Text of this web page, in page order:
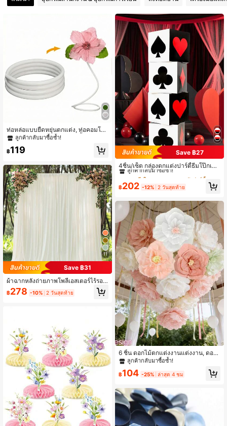
2.2K ผู้ติดตาม
4.91 2.2K ผู้ติดตาม
4.91 2.2K ผู้ติดตาม
2.2K ผู้ติดตาม
ท่อหล่อแบบยืดหยุ่นตกแต่ง, ท่อคอมโพ
สิต PVC-อลูมิเนียม 196.85 นิ้ว, เหมาะ
ขึ้นรูปเป็นรูปทรงต่างๆ ได้, เหมาะสำหรั
ญ่
ลูกค้ากลับมาซื้อซ้ำ!
฿119
11
Save ฿31
ผ้าฉากหลังถ่ายภาพโพลีเอสเตอร์ไร้รอย
ยับ ขนาด 5 ฟุต X 7 ฟุต/8 ฟุต/10 ฟุต เ
หมาะสำหรับงานปาร์ตี้ งานแต่งงาน วัน
฿278 -10% 2 วันสุดท้าย
Save ฿27
4ชิ้น/เซ็ต กล่องตกแต่งปาร์ตี้ธีมโป๊กเกอ
ร์, กล่องปาร์ตี้โป๊กเกอร์, ของตกแต่งฉาก
หลังงานวันเกิด, ของตกแต่งลูกบอล, อุป
กรณ์ประกอบฉากถ่ายภาพ, กล่องของข
กล่องขนม, ของตกแต่งกลางโต๊ะ, เครื่อง
ประดับเดสก์ท็อป, ของชำร่วยงานปาร์ตี้
#7 ขายดี ใน กระดาษ ฉากหลังปาร์ตี้
ลูกค้ากลับมาซื้อซ้ำ!
#7 ขายดี ใน กระดาษ ฉากหลังปาร์ตี้
ลูกค้ากลับมาซื้อซ้ำ!
#7 ขายดี ใน กระดาษ ฉากหลังปาร์ตี้
ลูกค้ากลับมาซื้อซ้ำ!
#7 ขายดี
ใน กระดาษ ฉากหลังปาร์ตี้
ลูกค้ากลับมาซื้อซ้ำ!
฿202 -12% 2 วันสุดท้าย
6 ชิ้น ดอกไม้ตกแต่งงานแต่งงาน, ดอกไ
ม้กระดาษเทียมสีขาว/ชมพูขนาด 7.87
ม้กระดาษตกแต่ง DIY, ตกแต่งงานปาร์
แต่งงาน, ตกแต่งแขวนเพดาน, ตกแต่ง
งานปาร์ตี้ DIY
ลูกค้ากลับมาซื้อซ้ำ!
฿104 -25% ล่าสุด 4 ชม